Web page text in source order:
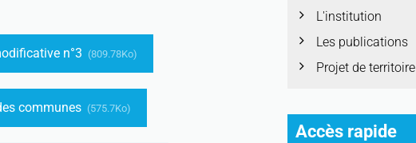
n°3 (809.78Ko)
communes (575.7Ko)
L'institution
Les publications
Projet de territoire
Accès rapide